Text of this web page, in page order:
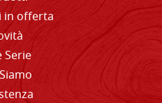
in offerta
Serie